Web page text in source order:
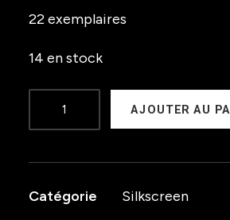
22 exemplaires
14 en stock
de
2011-
AJOUTER AU
Catégorie Silkscreen